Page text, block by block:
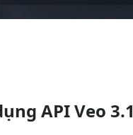
API Veo 3.1